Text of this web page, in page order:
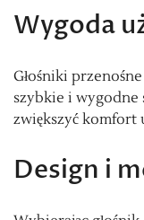
Wygoda
Głośniki
szybkie i wygodne
zwiększyć komfort
Design i